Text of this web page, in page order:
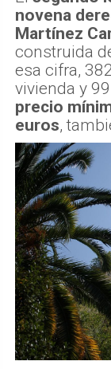
Elsegundo
novena
Martínez
construida
esa cifra,
vivienda y
precio
euros,